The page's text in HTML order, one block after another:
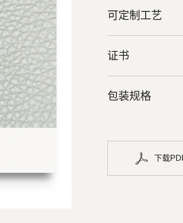
可定制工艺
证书
包装规格
下载